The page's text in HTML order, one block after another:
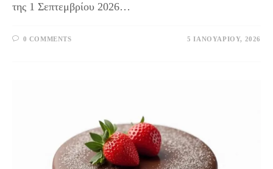
της 1 Σεπτεμβρίου 2026…
0 COMMENTS 5 ΙΑΝΟΥΑΡΊΟΥ, 2026